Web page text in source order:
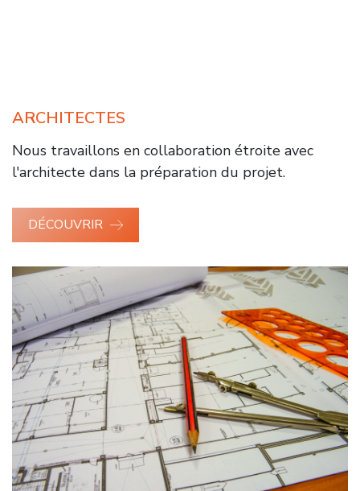
ARCHITECTES
Nous travaillons en collaboration étroite avec
l'architecte dans la préparation du projet.
DÉCOUVRIR